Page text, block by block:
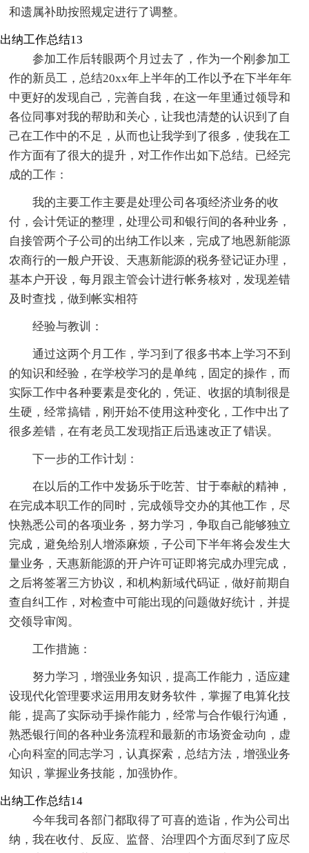
和遗属补助按照规定进行了调整。
出纳工作总结13
参加工作后转眼两个月过去了，作为一个刚参加工
作的新员工，总结20xx年上半年的工作以予在下半年年
中更好的发现自己，完善自我，在这一年里通过领导和
各位同事对我的帮助和关心，让我也清楚的认识到了自
己在工作中的不足，从而也让我学到了很多，使我在工
作方面有了很大的提升，对工作作出如下总结。已经完
成的工作：
我的主要工作主要是处理公司各项经济业务的收
付，会计凭证的整理，处理公司和银行间的各种业务，
自接管两个子公司的出纳工作以来，完成了地恩新能源
农商行的一般户开设、天惠新能源的税务登记证办理，
基本户开设，每月跟主管会计进行帐务核对，发现差错
及时查找，做到帐实相符
经验与教训：
通过这两个月工作，学习到了很多书本上学习不到
的知识和经验，在学校学习的是单纯，固定的操作，而
实际工作中各种要素是变化的，凭证、收据的填制很是
生硬，经常搞错，刚开始不使用这种变化，工作中出了
很多差错，在有老员工发现指正后迅速改正了错误。
下一步的工作计划：
在以后的工作中发扬乐于吃苦、甘于奉献的精神，
在完成本职工作的同时，完成领导交办的其他工作，尽
快熟悉公司的各项业务，努力学习，争取自己能够独立
完成，避免给别人增添麻烦，子公司下半年将会发生大
量业务，天惠新能源的开户许可证即将完成办理完成，
之后将签署三方协议，和机构新域代码证，做好前期自
查自纠工作，对检查中可能出现的问题做好统计，并提
交领导审阅。
工作措施：
努力学习，增强业务知识，提高工作能力，适应建
设现代化管理要求运用用友财务软件，掌握了电算化技
能，提高了实际动手操作能力，经常与合作银行沟通，
熟悉银行间的各种业务流程和最新的市场资金动向，虚
心向科室的同志学习，认真探索，总结方法，增强业务
知识，掌握业务技能，加强协作。
出纳工作总结14
今年我司各部门都取得了可喜的造诣，作为公司出
纳，我在收付、反应、监督、治理四个方面尽到了应尽